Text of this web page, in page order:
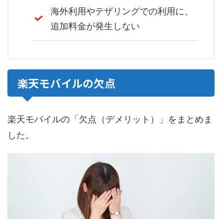
海外利用やテザリングでの利用に、
追加料金が発生しない
楽天モバイルの欠点
楽天モバイルの「欠点（デメリット）」をまとめま
した。